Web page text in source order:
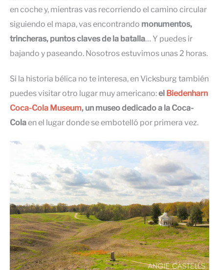
en coche y, mientras vas recorriendo el camino circular
siguiendo el mapa, vas encontrando monumentos,
trincheras, puntos claves de la batalla… Y puedes ir
bajando y paseando. Nosotros estuvimos unas 2 horas.
Si la historia bélica no te interesa, en Vicksburg también
puedes visitar otro lugar muy americano:el Biedenharn
Coca-Cola Museum, un museo dedicado a la Coca-
Colaen el lugar donde se embotelló por primera vez.